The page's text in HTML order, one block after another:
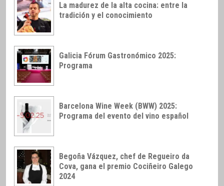
La madurez de la alta cocina: entre la
tradición y el conocimiento
Galicia Fórum Gastronómico 2025:
Programa
Barcelona Wine Week (BWW) 2025:
Programa del evento del vino español
Begoña Vázquez, chef de Regueiro da
Cova, gana el premio Cociñeiro Galego
2024